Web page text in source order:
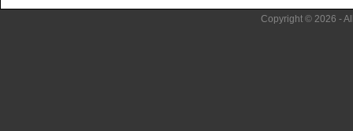
Copyright © 2026 -